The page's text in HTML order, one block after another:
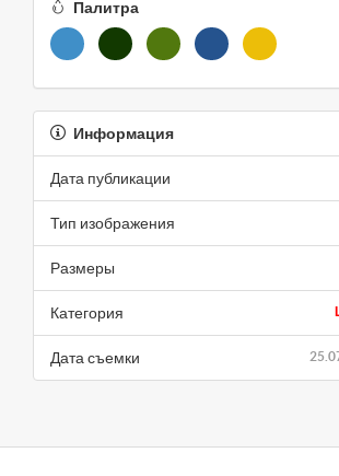
Палитра
Информация
Дата публикации
Тип изображения
Размеры
Категория
Дата съемки